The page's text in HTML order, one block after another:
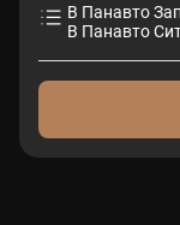
В Панавто
В Панавто